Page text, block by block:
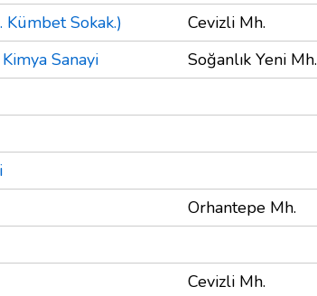
Kümbet Sokak.)
Cevizli Mh.
Sanayi
Soğanlık Yeni Mh.
Orhantepe Mh.
Cevizli Mh.